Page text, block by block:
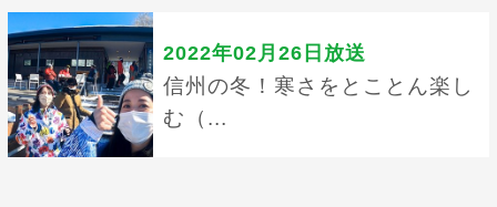
2022年02月26日放送
信州の冬！寒さをとことん楽し
む（...